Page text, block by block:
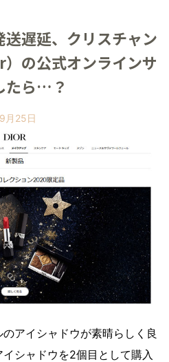
遅延、クリスチャン
の公式オンラインサ
たら…？
月25日
アイシャドウが素晴らしく良
シャドウを2個目として購入